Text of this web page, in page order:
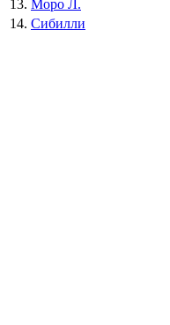
13. Моро Л.
14. Сибилли